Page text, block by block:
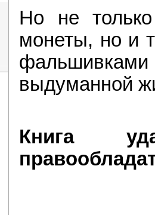
Но не
монеты, но и
выдуманной
Книга